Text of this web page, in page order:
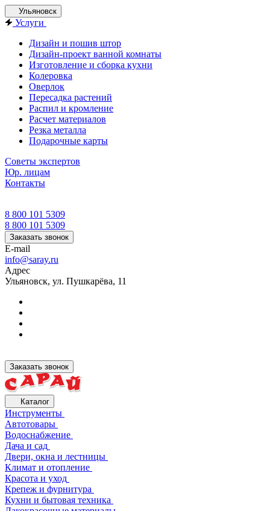
Ульяновск
Услуги
Дизайн и пошив штор
Дизайн-проект ванной комнаты
Изготовление и сборка кухни
Колеровка
Оверлок
Пересадка растений
Распил и кромление
Расчет материалов
Резка металла
Подарочные карты
Советы экспертов
Юр. лицам
Контакты
8 800 101 5309
8 800 101 5309
Заказать звонок
E-mail
info@saray.ru
Адрес
Ульяновск, ул. Пушкарёва, 11
Заказать звонок
Каталог
Инструменты
Автотовары
Водоснабжение
Дача и сад
Двери, окна и лестницы
Климат и отопление
Красота и уход
Крепеж и фурнитура
Кухни и бытовая техника